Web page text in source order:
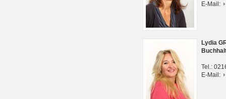
E-Mail:
Lydia
Tel.:
E-Mail: